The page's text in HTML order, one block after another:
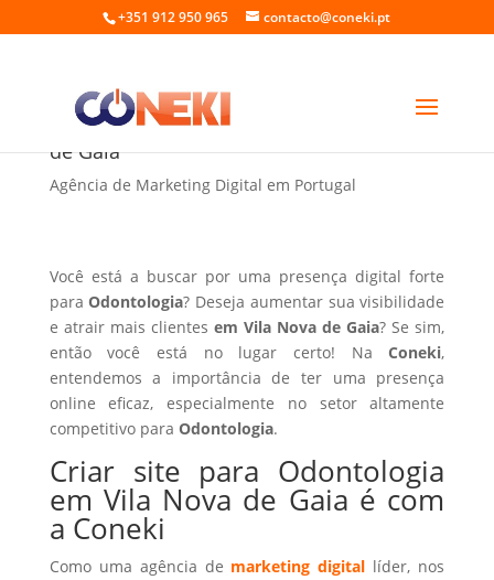
+351 912 950 965 contacto@coneki.pt
Criar site para Odontologia em Vila Nova
de Gaia
Agência de Marketing Digital em Portugal
Você está a buscar por uma presença digital forte
paraOdontologia? Deseja aumentar sua visibilidade
e atrair mais clientes em Vila Nova de Gaia? Se sim,
então você está no lugar certo! NaConeki,
entendemos a importância de ter uma presença
online eficaz, especialmente no setor altamente
competitivo para Odontologia.
Criar site para Odontologia
em Vila Nova de Gaia é com
a Coneki
Como uma agência de marketing digital líder, nos